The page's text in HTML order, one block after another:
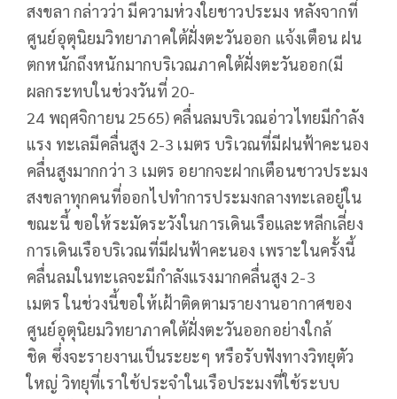
สงขลา กล่าวว่า มีความห่วงใยชาวประมง หลังจากที่
ศูนย์อุตุนิยมวิทยาภาคใต้ฝั่งตะวันออก แจ้งเตือน ฝน
ตกหนักถึงหนักมากบริเวณภาคใต้ฝั่งตะวันออก(มี
ผลกระทบในช่วงวันที่ 20-
24 พฤศจิกายน 2565) คลื่นลมบริเวณอ่าวไทยมีกําลัง
แรง ทะเลมีคลื่นสูง 2-3 เมตร บริเวณที่มีฝนฟ้าคะนอง
คลื่นสูงมากกว่า 3 เมตร อยากจะฝากเตือนชาวประมง
สงขลาทุกคนที่ออกไปทำการประมงกลางทะเลอยู่ใน
ขณะนี้ ขอให้ระมัดระวังในการเดินเรือและหลีกเลี่ยง
การเดินเรือบริเวณที่มีฝนฟ้าคะนอง เพราะในครั้งนี้
คลื่นลมในทะเลจะมีกำลังแรงมากคลื่นสูง 2-3
เมตร ในช่วงนี้ขอให้เฝ้าติดตามรายงานอากาศของ
ศูนย์อุตุนิยมวิทยาภาคใต้ฝั่งตะวันออกอย่างใกล้
ชิด ซึ่งจะรายงานเป็นระยะๆ หรือรับฟังทางวิทยุตัว
ใหญ่ วิทยุที่เราใช้ประจำในเรือประมงที่ใช้ระบบ